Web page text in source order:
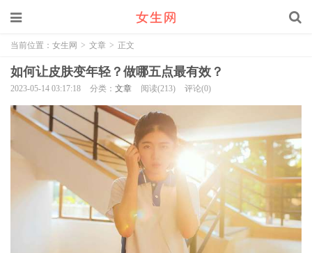
当前位置： 女生网 > 文章 > 正文
如何让皮肤变年轻？做哪五点最有效？
2023-05-14 03:17:18 分类： 文章 阅读(213) 评论(0)